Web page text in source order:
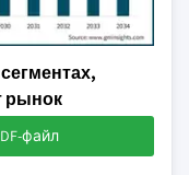
рынок
файл